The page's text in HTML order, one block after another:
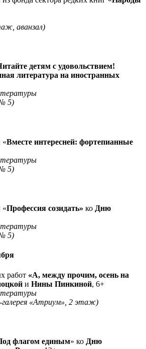
аванзал)
детям с удовольствием!
литература на иностранных
5)
«Вместе интересней: фортепианные
5)
«Профессия созидать» ко Дню
5)
работ «А, между прочим, осень на
и Нины Пинкиной, 6+
«Атриум», 2 этаж)
флагом единым» ко Дню